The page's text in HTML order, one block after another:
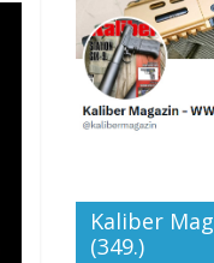
Kaliber
(349.)